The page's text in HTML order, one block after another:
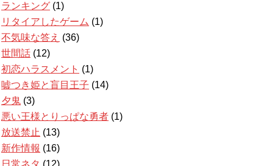
ランキング (1)
リタイアしたゲーム (1)
不気味な答え (36)
世間話 (12)
初恋ハラスメント (1)
嘘つき姫と盲目王子 (14)
夕鬼 (3)
悪い王様とりっぱな勇者 (1)
放送禁止 (13)
新作情報 (16)
日常ネタ (12)